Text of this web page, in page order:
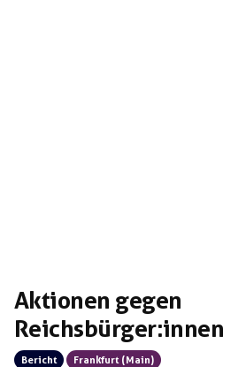
Aktionen gegen
Reichsbürger:innen
Bericht Frankfurt (Main)